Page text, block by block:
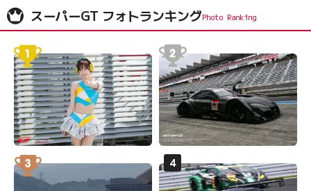
スーパーGT フォトランキング